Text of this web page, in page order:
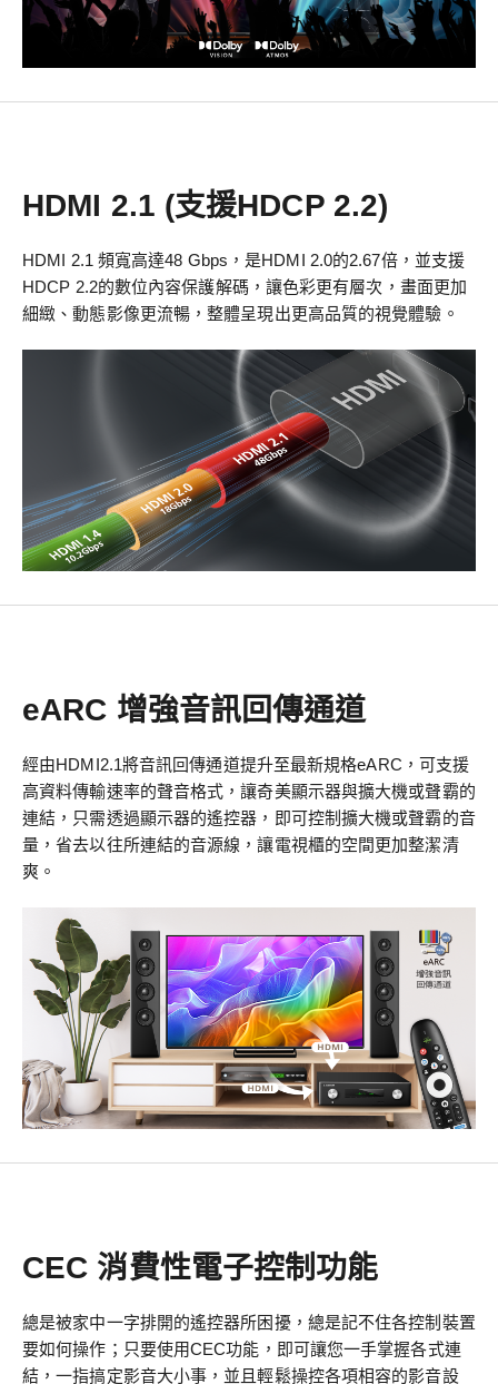
HDMI 2.1 (支援HDCP 2.2)
HDMI 2.1 頻寬高達48 Gbps，是HDMI 2.0的2.67倍，並支援
HDCP 2.2的數位內容保護解碼，讓色彩更有層次，畫面更加
細緻、動態影像更流暢，整體呈現出更高品質的視覺體驗。
eARC 增強音訊回傳通道
經由HDMI2.1將音訊回傳通道提升至最新規格eARC，可支援
高資料傳輸速率的聲音格式，讓奇美顯示器與擴大機或聲霸的
連結，只需透過顯示器的遙控器，即可控制擴大機或聲霸的音
量，省去以往所連結的音源線，讓電視櫃的空間更加整潔清
爽。
CEC 消費性電子控制功能
總是被家中一字排開的遙控器所困擾，總是記不住各控制裝置
要如何操作；只要使用CEC功能，即可讓您一手掌握各式連
結，一指搞定影音大小事，並且輕鬆操控各項相容的影音設